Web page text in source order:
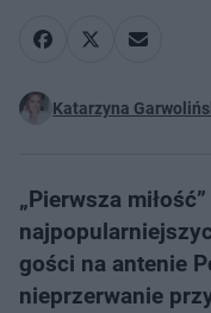
Katarzyna
„Pierwsza
gości na antenie
nieprzerwanie